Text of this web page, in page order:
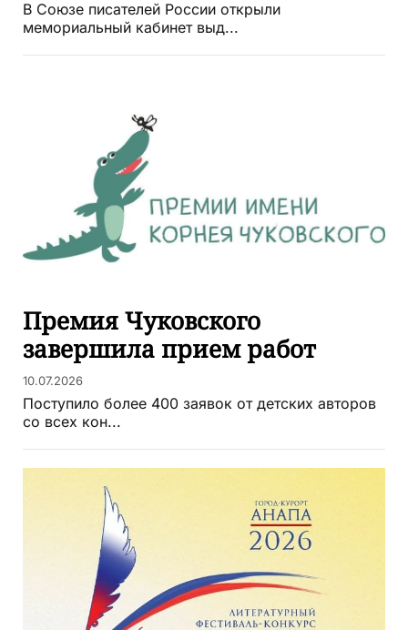
В Союзе писателей России открыли
мемориальный кабинет выд...
Премия Чуковского
завершила прием работ
10.07.2026
Поступило более 400 заявок от детских авторов
со всех кон...